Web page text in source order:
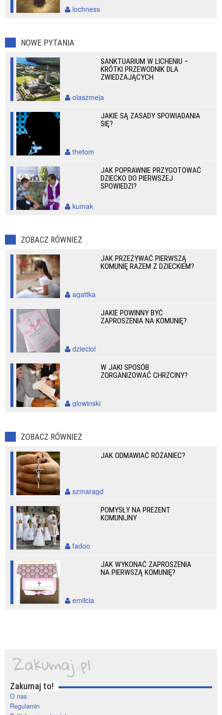
lochness
NOWE PYTANIA
SANKTUARIUM W LICHENIU –
KRÓTKI PRZEWODNIK DLA
ZWIEDZAJĄCYCH
olaszmeja
JAKIE SĄ ZASADY SPOWIADANIA
SIĘ?
thetom
JAK POPRAWNIE PRZYGOTOWAĆ
DZIECKO DO PIERWSZEJ
SPOWIEDZI?
kumak
ZOBACZ RÓWNIEŻ
JAK PRZEŻYWAĆ PIERWSZĄ
KOMUNIĘ RAZEM Z DZIECKIEM?
agattka
JAKIE POWINNY BYĆ
ZAPROSZENIA NA KOMUNIĘ?
dzieciol
W JAKI SPOSÓB
ZORGANIZOWAĆ CHRZCINY?
glowinski
ZOBACZ RÓWNIEŻ
JAK ODMAWIAĆ RÓŻANIEC?
szmaragd
POMYSŁY NA PREZENT
KOMUNIJNY
fadoo
JAK WYKONAĆ ZAPROSZENIA
NA PIERWSZĄ KOMUNIĘ?
emilcia
Zakumaj to!
O nas
Regulamin